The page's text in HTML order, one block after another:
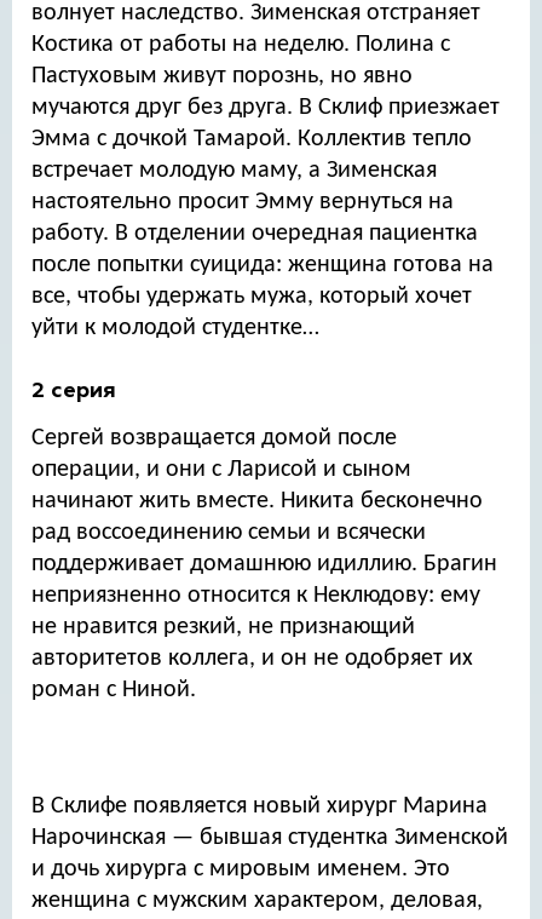
волнует наследство. Зименская отстраняет
Костика от работы на неделю. Полина с
Пастуховым живут порознь, но явно
мучаются друг без друга. В Склиф приезжает
Эмма с дочкой Тамарой. Коллектив тепло
встречает молодую маму, а Зименская
настоятельно просит Эмму вернуться на
работу. В отделении очередная пациентка
после попытки суицида: женщина готова на
все, чтобы удержать мужа, который хочет
уйти к молодой студентке…
2 серия
Сергей возвращается домой после
операции, и они с Ларисой и сыном
начинают жить вместе. Никита бесконечно
рад воссоединению семьи и всячески
поддерживает домашнюю идиллию. Брагин
неприязненно относится к Неклюдову: ему
не нравится резкий, не признающий
авторитетов коллега, и он не одобряет их
роман с Ниной.
В Склифе появляется новый хирург Марина
Нарочинская — бывшая студентка Зименской
и дочь хирурга с мировым именем. Это
женщина с мужским характером, деловая,